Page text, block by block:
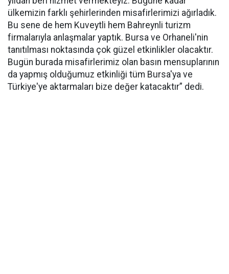
ülkemizin farklı şehirlerinden misafirlerimizi ağırladık.
Bu sene de hem Kuveytli hem Bahreynli turizm
firmalarıyla anlaşmalar yaptık. Bursa ve Orhaneli'nin
tanıtılması noktasında çok güzel etkinlikler olacaktır.
Bugün burada misafirlerimiz olan basın mensuplarının
da yapmış olduğumuz etkinliği tüm Bursa'ya ve
Türkiye'ye aktarmaları bize değer katacaktır” dedi.